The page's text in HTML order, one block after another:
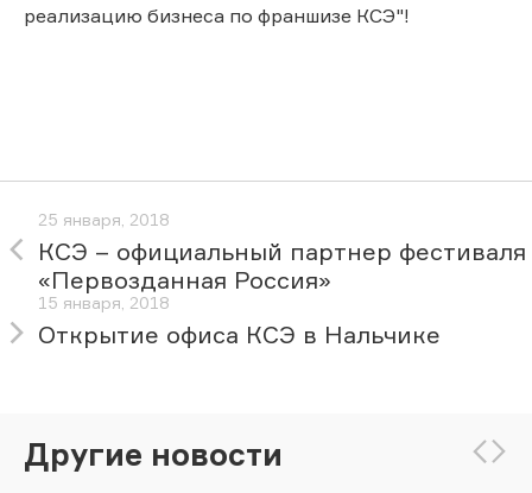
реализацию бизнеса по франшизе КСЭ"!
25 января, 2018
КСЭ – официальный партнер фестиваля
«Первозданная Россия»
15 января, 2018
Открытие офиса КСЭ в Нальчике
Другие новости